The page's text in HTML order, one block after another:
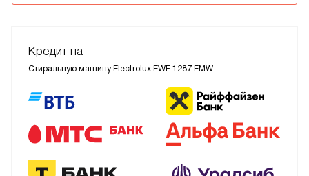
Кредит на
Стиральную машину Electrolux EWF 1287 EMW